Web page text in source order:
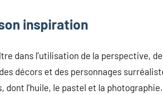
inspiration
dans l’utilisation de la perspective,
décors et des personnages
l’huile, le pastel et la